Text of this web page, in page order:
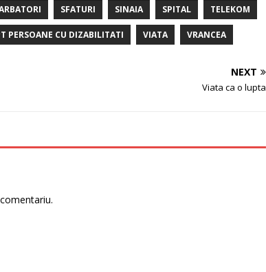
SFATURI SINAIA SPITAL TELEKOM
PERSOANE CU DIZABILITATI VIATA VRANCEA
NEXT
Viata ca o lupta